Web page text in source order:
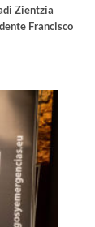
Zientzia
Francisco